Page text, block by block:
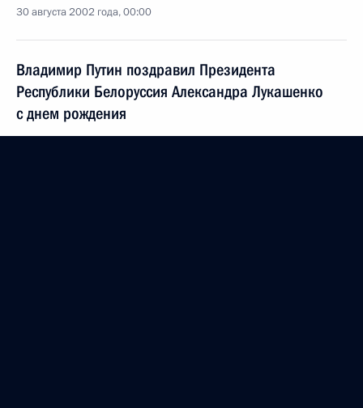
30 августа 2002 года, 00:00
Владимир Путин поздравил Президента
Республики Белоруссия Александра Лукашенко
с днем рождения